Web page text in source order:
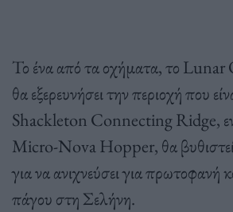
Το ένα από τα οχήματα, το
θα εξερευνήσει την περιοχή που
Shackleton Connecting Ridge,
Micro-Nova Hopper, θα
για να ανιχνεύσει για πρωτοφανή
πάγου στη Σελήνη.